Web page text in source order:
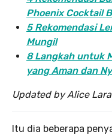
Phoenix Cocktail
5 Rekomendasi
Mungil
8 Langkah untuk
yang Aman dan
Updated by Alice
Itu dia beberapa